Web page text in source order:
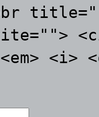
<i>